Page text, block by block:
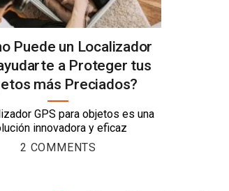
Puede un Localizador
a Proteger tus
más Preciados?
GPS para objetos es una
innovadora y eficaz
2 COMMENTS